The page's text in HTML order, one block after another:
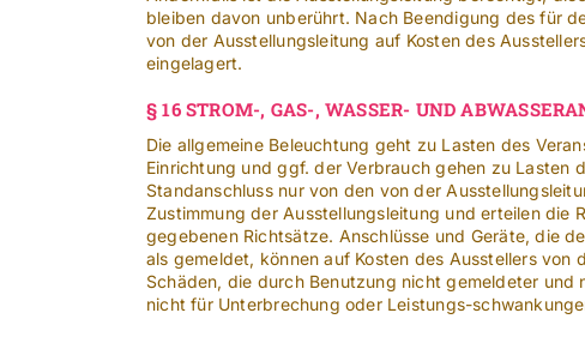
bleiben davon unberührt. Nach Beendigung des für
von der Ausstellungsleitung auf Kosten des
eingelagert.
§ 16 STROM-, GAS-, WASSER- UND
Die allgemeine Beleuchtung geht zu Lasten des
Einrichtung und ggf. der Verbrauch gehen zu Lasten
Standanschluss nur von den von der
Zustimmung der Ausstellungsleitung und erteilen die
gegebenen Richtsätze. Anschlüsse und Geräte, die
als gemeldet, können auf Kosten des Ausstellers
Schäden, die durch Benutzung nicht gemeldeter
nicht für Unterbrechung oder Leistungs-